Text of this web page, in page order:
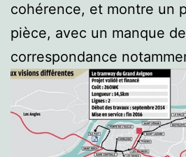
cohérence, et montre un
pièce, avec un manque
correspondance